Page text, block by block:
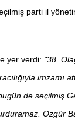
parti il
yer verdi: "38.
imzamı
de seçilmiş
Özgür